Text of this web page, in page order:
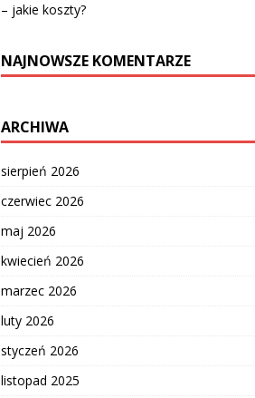
– jakie koszty?
NAJNOWSZE KOMENTARZE
ARCHIWA
sierpień 2026
czerwiec 2026
maj 2026
kwiecień 2026
marzec 2026
luty 2026
styczeń 2026
listopad 2025